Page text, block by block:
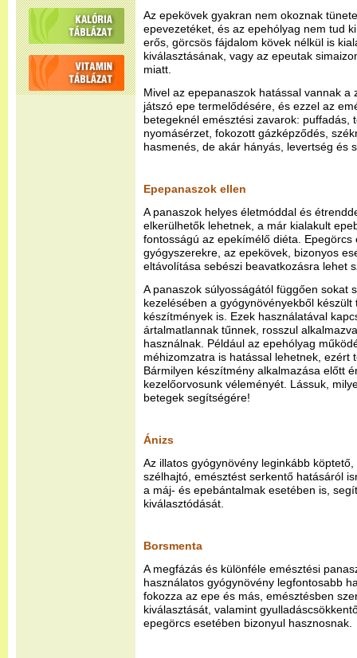
Az epekövek gyakran nem okoznak
epevezetéket, és az epehólyag nem tud
erős, görcsös fájdalom kövek nélkül is
kiválasztásának, vagy az epeutak
miatt.
Mivel az epepanaszok hatással vannak
játszó epe termelődésére, és ezzel az
betegeknél emésztési zavarok: puffadás,
nyomásérzet, fokozott gázképződés,
hasmenés, de akár hányás, levertség és
Epepanaszok ellen
A panaszok helyes életmóddal és
elkerülhetők lehetnek, a már kialakult
fontosságú az epekímélő diéta. Epegörcs
gyógyszerekre, az epekövek, bizonyos
eltávolítása sebészi beavatkozásra lehet
A panaszok súlyosságától függően sokat
kezelésében a gyógynövényekből
készítmények is. Ezek használatával
ártalmatlannak tűnnek, rosszul
használnak. Például az epehólyag
méhizomzatra is hatással lehetnek, ezért
Bármilyen készítmény alkalmazása előtt
kezelőorvosunk véleményét. Lássuk,
betegek segítségére!
Ánizs
Az illatos gyógynövény leginkább
szélhajtó, emésztést serkentő hatásáról
a máj- és epebántalmak esetében is,
kiválasztódását.
Borsmenta
A megfázás és különféle emésztési
használatos gyógynövény legfontosabb
fokozza az epe és más, emésztésben
kiválasztását, valamint
epegörcs esetében bizonyul hasznosnak.